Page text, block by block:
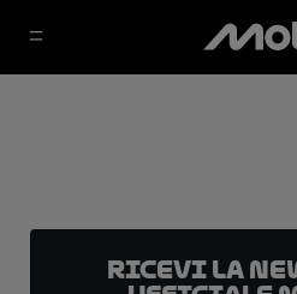
Ricevi la